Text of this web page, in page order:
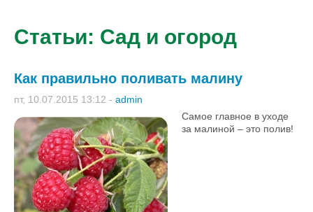
Статьи: Сад и огород
Как правильно поливать малину
пт, 10.07.2015 13:12 - admin
Самое главное в уходе
за малиной – это полив!